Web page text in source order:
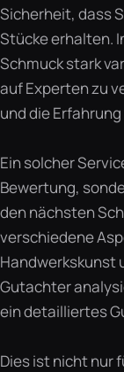
Sicherheit, dass
Stücke erhalten.
Schmuck stark
auf Experten zu
und die
Ein solcher
Bewertung,
den nächsten
verschiedene
Handwerkskunst
Gutachter
ein detailliertes
Dies ist nicht nur